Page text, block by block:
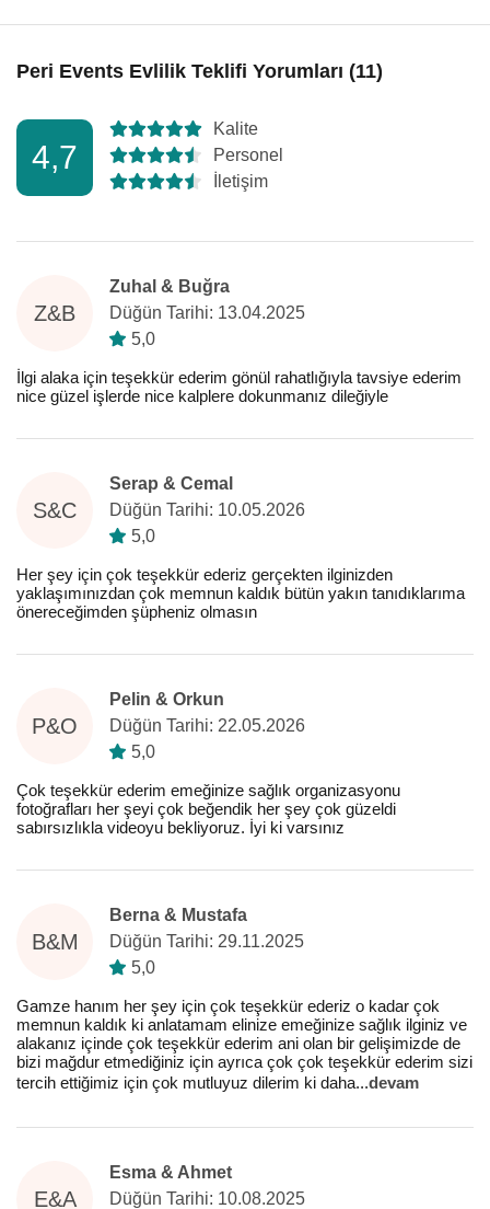
Peri Events Evlilik Teklifi Yorumları (11)
4,7
Kalite
Personel
İletişim
Z&B
Zuhal & Buğra
Düğün Tarihi: 13.04.2025
5,0
İlgi alaka için teşekkür ederim gönül rahatlığıyla tavsiye ederim
nice güzel işlerde nice kalplere dokunmanız dileğiyle
S&C
Serap & Cemal
Düğün Tarihi: 10.05.2026
5,0
Her şey için çok teşekkür ederiz gerçekten ilginizden
yaklaşımınızdan çok memnun kaldık bütün yakın tanıdıklarıma
önereceğimden şüpheniz olmasın
P&O
Pelin & Orkun
Düğün Tarihi: 22.05.2026
5,0
Çok teşekkür ederim emeğinize sağlık organizasyonu
fotoğrafları her şeyi çok beğendik her şey çok güzeldi
sabırsızlıkla videoyu bekliyoruz. İyi ki varsınız
B&M
Berna & Mustafa
Düğün Tarihi: 29.11.2025
5,0
Gamze hanım her şey için çok teşekkür ederiz o kadar çok
memnun kaldık ki anlatamam elinize emeğinize sağlık ilginiz ve
alakanız içinde çok teşekkür ederim ani olan bir gelişimizde de
bizi mağdur etmediğiniz için ayrıca çok çok teşekkür ederim sizi
tercih ettiğimiz için çok mutluyuz dilerim ki daha...devam
E&A
Esma & Ahmet
Düğün Tarihi: 10.08.2025